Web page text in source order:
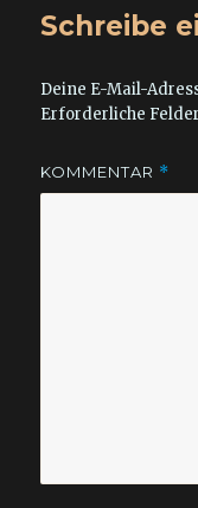
Schreibe
Deine E-Mail-
Erforderliche
KOMMENTAR *